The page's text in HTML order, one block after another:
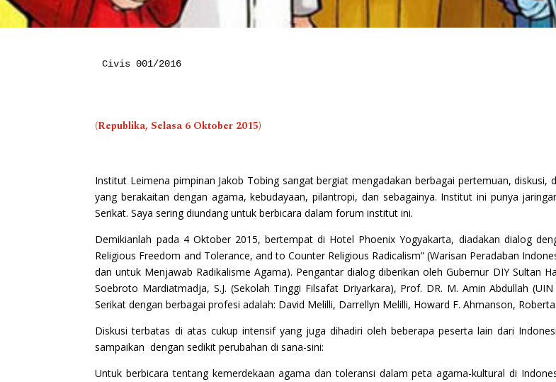
Civis 001/2016
(Republika, Selasa 6 Oktober 2015)
Institut Leimena pimpinan Jakob Tobing sangat bergiat mengadakan berbagai pertemuan,
yang berakaitan dengan agama, kebudayaan, pilantropi, dan sebagainya. Institut ini punya
Serikat. Saya sering diundang untuk berbicara dalam forum institut ini.
Demikianlah pada 4 Oktober 2015, bertempat di Hotel Phoenix Yogyakarta, diadakan dialog
Religious Freedom and Tolerance, and to Counter Religious Radicalism” (Warisan Peradaban
dan untuk Menjawab Radikalisme Agama). Pengantar dialog diberikan oleh Gubernur DIY Sultan
Soebroto Mardiatmadja, S.J. (Sekolah Tinggi Filsafat Driyarkara), Prof. DR. M. Amin Abdullah
Serikat dengan berbagai profesi adalah: David Melilli, Darrellyn Melilli, Howard F. Ahmanson,
Diskusi terbatas di atas cukup intensif yang juga dihadiri oleh beberapa peserta lain dari
sampaikan dengan sedikit perubahan di sana-sini:
Untuk berbicara tentang kemerdekaan agama dan toleransi dalam peta agama-kultural di